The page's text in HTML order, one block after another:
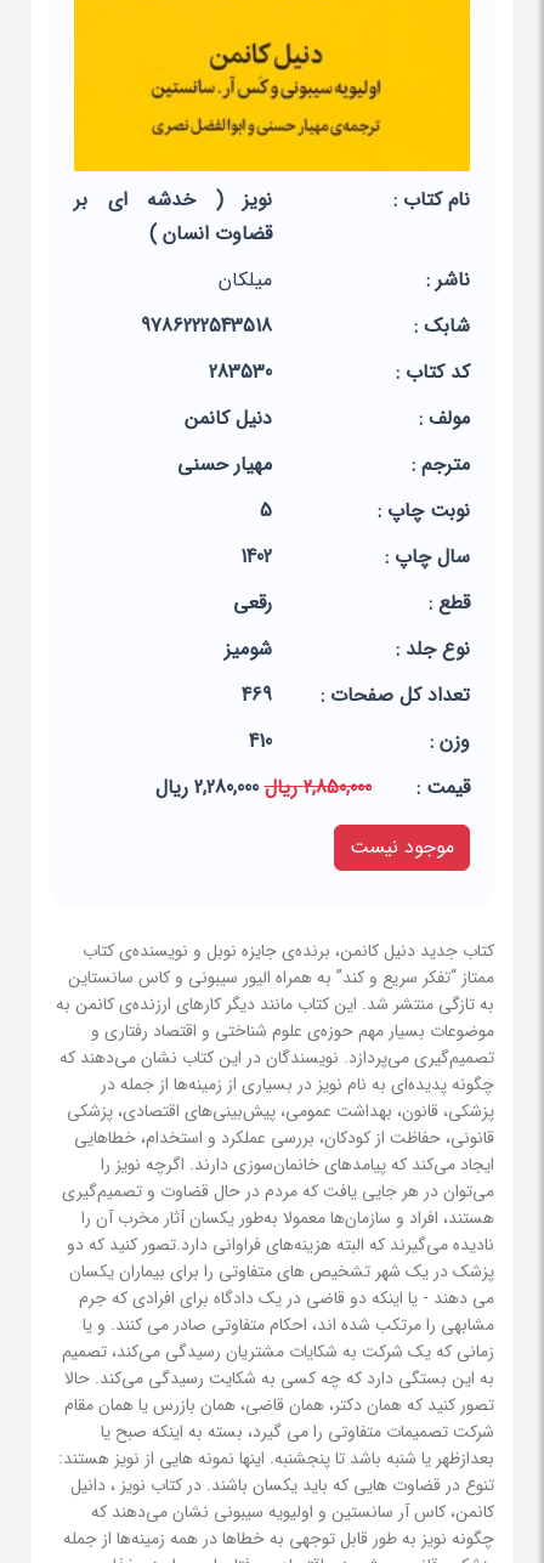
نام کتاب :
نویز ( خدشه ای بر
قضاوت انسان )
ناشر :
میلکان
شابک :
9786222543518
کد کتاب :
283530
مولف :
دنیل کانمن
مترجم :
مهیار حسنی
نوبت چاپ :
5
سال چاپ :
1402
قطع :
رقعی
نوع جلد :
شومیز
تعداد کل صفحات :
469
وزن :
410
قيمت :
2,850,000 ریال
2,280,000 ریال
موجود نیست
کتاب جدید دنیل کانمن، برنده‌ی جایزه‌ نوبل و نویسنده‌ی کتاب
ممتاز “تفکر سریع و کند” به همراه الیور سیبونی و کاس سانستاین
به تازگی منتشر شد. این کتاب مانند دیگر کارهای ارزنده‌ی کانمن به
موضوعات بسیار مهم حوزه‌ی علوم شناختی و اقتصاد رفتاری و
تصمیم‌گیری می‌پردازد. نویسندگان در این کتاب نشان می‌دهند که
چگونه پدیده‌ای به نام نویز در بسیاری از زمینه‌ها از جمله در
پزشکی، قانون، بهداشت عمومی، پیش‌بینی‌های اقتصادی، پزشکی
قانونی، حفاظت از کودکان، بررسی عملکرد و استخدام، خطاهایی
ایجاد می‌کند که پیامدهای خانمان‌سوزی دارند. اگرچه نویز را
می‌توان در هر جایی یافت که مردم در حال قضاوت و تصمیم‌گیری
هستند، افراد و سازمان‌ها معمولا به‌طور یکسان آثار مخرب آن را
نادیده می‌گیرند که البته هزینه‌های فراوانی دارد.تصور کنید که دو
پزشک در یک شهر تشخیص های متفاوتی را برای بیماران یکسان
می دهند - یا اینکه دو قاضی در یک دادگاه برای افرادی که جرم
مشابهی را مرتکب شده اند، احکام متفاوتی صادر می کنند. و یا
زمانی که یک شرکت به شکایات مشتریان رسیدگی می‌کند، تصمیم
به این بستگی دارد که چه کسی به شکایت رسیدگی می‌کند. حالا
تصور کنید که همان دکتر، همان قاضی، همان بازرس یا همان مقام
شرکت تصمیمات متفاوتی را می گیرد، بسته به اینکه صبح یا
بعدازظهر یا شنبه باشد تا پنجشنبه. اینها نمونه هایی از نویز هستند:
تنوع در قضاوت هایی که باید یکسان باشند. در کتاب نویز ، دانیل
کانمن، کاس آر سانستین و اولیویه سیبونی نشان می‌دهند که
چگونه نویز به طور قابل توجهی به خطاها در همه زمینه‌ها از جمله